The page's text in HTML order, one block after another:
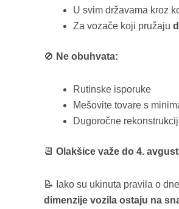
U svim državama kroz
Za vozače koji pružaju
🚫 Ne obuhvata:
Rutinske isporuke
Mešovite tovare s
Dugoročne
📆Olakšice važe do 4.
📝 Iako su ukinuta pravila o
dimenzije vozila ostaju na